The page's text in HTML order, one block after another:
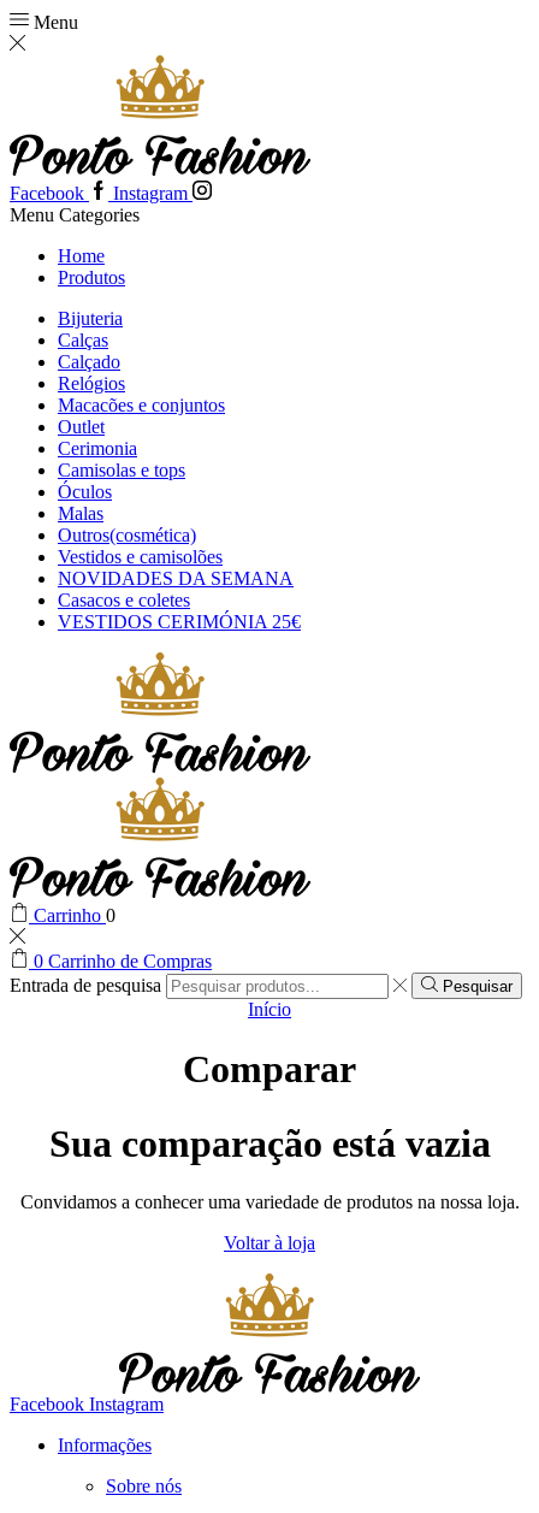
Menu
Facebook
Instagram
Menu Categories
Home
Produtos
Bijuteria
Calças
Calçado
Relógios
Macacões e conjuntos
Outlet
Cerimonia
Camisolas e tops
Óculos
Malas
Outros(cosmética)
Vestidos e camisolões
NOVIDADES DA SEMANA
Casacos e coletes
VESTIDOS CERIMÓNIA 25€
Carrinho 0
0 Carrinho de Compras
Entrada de pesquisa
Pesquisar
Início
Comparar
Sua comparação está vazia
Convidamos a conhecer uma variedade de produtos na nossa loja.
Voltar à loja
Facebook Instagram
Informações
Sobre nós